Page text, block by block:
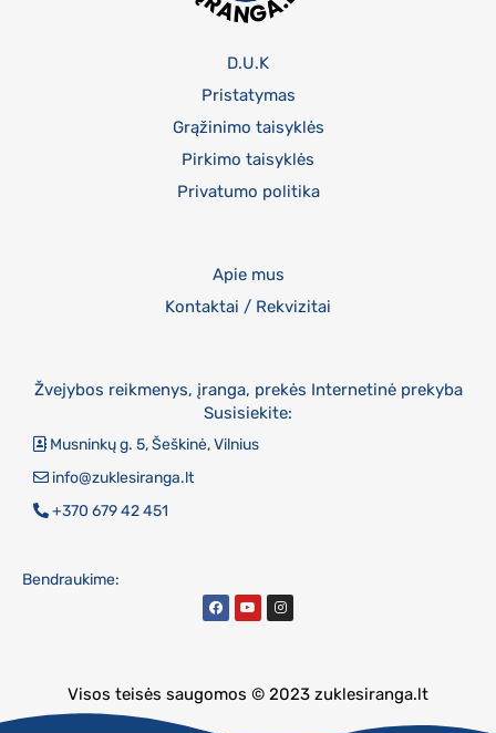
D.U.K
Pristatymas
Grąžinimo taisyklės
Pirkimo taisyklės
Privatumo politika
Apie mus
Kontaktai / Rekvizitai
Žvejybos reikmenys, įranga, prekės Internetinė prekyba
Susisiekite:
Musninkų g. 5, Šeškinė, Vilnius
info@zuklesiranga.lt
+370 679 42 451
Bendraukime:
Visos teisės saugomos © 2023 zuklesiranga.lt